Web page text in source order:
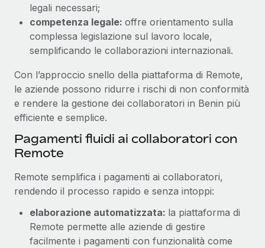
legali necessari;
competenza legale: offre orientamento sulla
complessa legislazione sul lavoro locale,
semplificando le collaborazioni internazionali.
Con l’approccio snello della piattaforma di Remote,
le aziende possono ridurre i rischi di non conformità
e rendere la gestione dei collaboratori in Benin più
efficiente e semplice.
Pagamenti fluidi ai collaboratori con
Remote
Remote semplifica i pagamenti ai collaboratori,
rendendo il processo rapido e senza intoppi:
elaborazione automatizzata: la piattaforma di
Remote permette alle aziende di gestire
facilmente i pagamenti con funzionalità come